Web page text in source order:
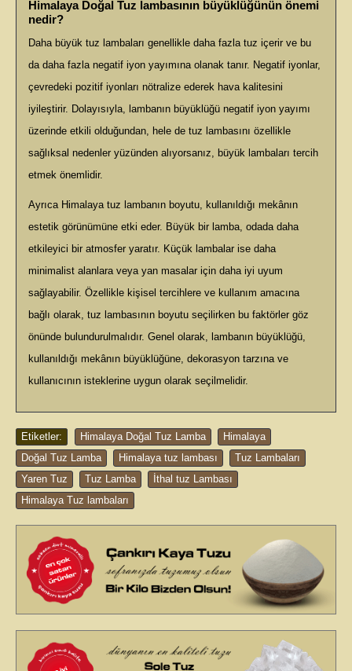
Himalaya Doğal Tuz lambasının büyüklüğünün önemi
nedir?
Daha büyük tuz lambaları genellikle daha fazla tuz içerir ve bu
da daha fazla negatif iyon yayımına olanak tanır. Negatif iyonlar,
çevredeki pozitif iyonları nötralize ederek hava kalitesini
iyileştirir. Dolayısıyla, lambanın büyüklüğü negatif iyon yayımı
üzerinde etkili olduğundan, hele de tuz lambasını özellikle
sağlıksal nedenler yüzünden alıyorsanız, büyük lambaları tercih
etmek önemlidir.
Ayrıca Himalaya tuz lambanın boyutu, kullanıldığı mekânın
estetik görünümüne etki eder. Büyük bir lamba, odada daha
etkileyici bir atmosfer yaratır. Küçük lambalar ise daha
minimalist alanlara veya yan masalar için daha iyi uyum
sağlayabilir. Özellikle kişisel tercihlere ve kullanım amacına
bağlı olarak, tuz lambasının boyutu seçilirken bu faktörler göz
önünde bulundurulmalıdır. Genel olarak, lambanın büyüklüğü,
kullanıldığı mekânın büyüklüğüne, dekorasyon tarzına ve
kullanıcının isteklerine uygun olarak seçilmelidir.
Etiketler: Himalaya Doğal Tuz Lamba Himalaya
Doğal Tuz Lamba
Himalaya tuz lambası Tuz Lambaları
Yaren Tuz
Tuz Lamba İthal tuz Lambası
Himalaya Tuz lambaları